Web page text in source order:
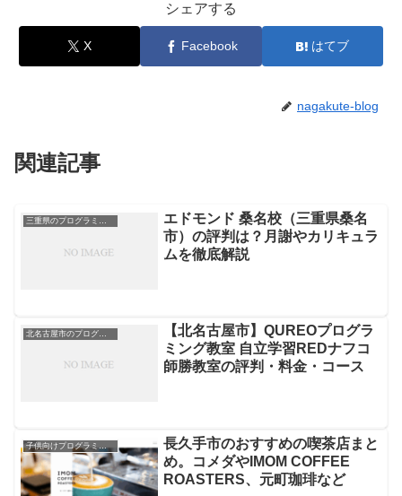
シェアする
X Facebook はてブ
nagakute-blog
関連記事
三重県のプログラミングスクール
エドモンド 桑名校（三重県桑名
市）の評判は？月謝やカリキュラ
ムを徹底解説
【北名古屋市】QUREOプログラ
ミング教室 自立学習REDナフコ
師勝教室の評判・料金・コース
長久手市のおすすめの喫茶店まと
め。コメダやIMOM COFFEE
ROASTERS、元町珈琲など